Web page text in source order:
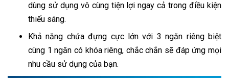
dùng sử dụng vô cùng tiện lợi ngay cả trong điều kiện
thiếu sáng.
Khả năng chứa đựng cực lớn với 3 ngăn riêng biệt
cùng 1 ngăn có khóa riêng, chắc chắn sẽ đáp ứng mọi
nhu cầu sử dụng của bạn.